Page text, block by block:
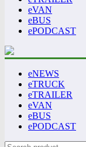
eVAN
eBUS
ePODCAST
eNEWS
eTRUCK
eTRAILER
eVAN
eBUS
ePODCAST